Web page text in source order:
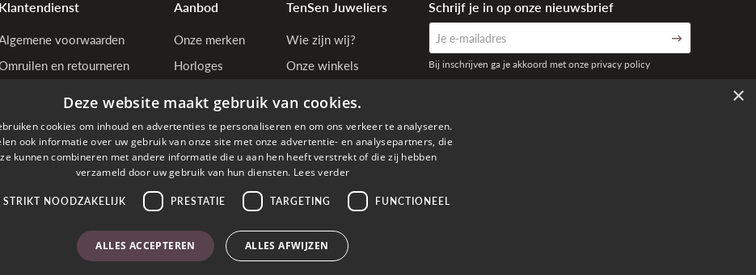
Klantendienst
voorwaarden
en retourneren
bestelling annuleren
Veelgestelde vragen
Aanbod
Onze merken
Horloges
TenSen Juweliers
Wie zijn wij?
Onze winkels
Schrijf je in op onze nieuwsbrief
Bij inschrijven ga je akkoord met onze privacy policy
×
Deze website maakt gebruik van cookies.
cookies om inhoud en advertenties te personaliseren en om ons verkeer te analyseren.
ook informatie over uw gebruik van onze site met onze advertentie- en analysepartners, die
kunnen combineren met andere informatie die u aan hen heeft verstrekt of die zij hebben
verzameld door uw gebruik van hun diensten. Lees verder
STRIKT NOODZAKELIJK PRESTATIE TARGETING FUNCTIONEEL
ALLES ACCEPTEREN ALLES AFWIJZEN